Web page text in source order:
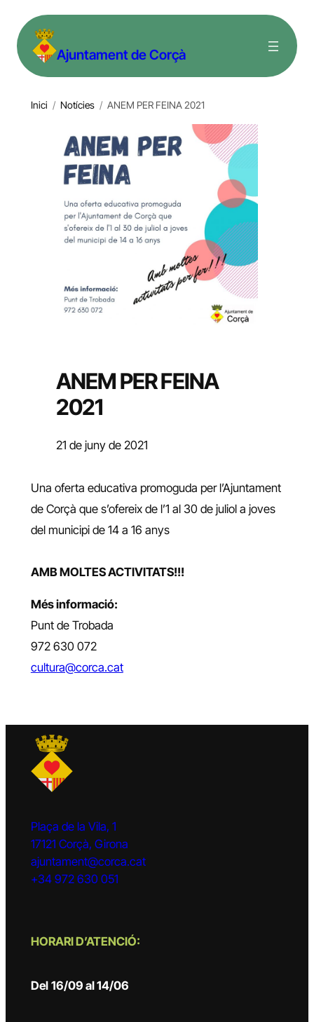
contingut Ajuntament de Corçà
Inici / Notícies / ANEM PER FEINA 2021
ANEM PER FEINA
2021
21 de juny de 2021
Una oferta educativa promoguda per l’Ajuntament
de Corçà que s’ofereix de l’1 al 30 de juliol a joves
del municipi de 14 a 16 anys
AMB MOLTES ACTIVITATS!!!
Més informació:
Punt de Trobada
972 630 072
cultura@corca.cat
Plaça de la Vila, 1
17121 Corçà, Girona
ajuntament@corca.cat
+34 972 630 051
HORARI D’ATENCIÓ:
Del 16/09 al 14/06